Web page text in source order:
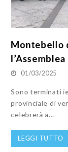
Montebello
01/03/2025
Sono terminati
provinciale di
celebrerà a…
LEGGI TUTTO